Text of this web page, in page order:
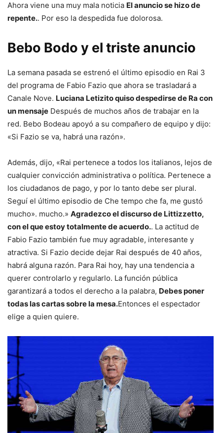
Ahora viene una muy mala noticia El anuncio se hizo de
repente.. Por eso la despedida fue dolorosa.
Bebo Bodo y el triste anuncio
La semana pasada se estrenó el último episodio en Rai 3
del programa de Fabio Fazio que ahora se trasladará a
Canale Nove. Luciana Letizito quiso despedirse de Ra con
un mensaje Después de muchos años de trabajar en la
red. Bebo Bodeau apoyó a su compañero de equipo y dijo:
«Si Fazio se va, habrá una razón».
Además, dijo, «Rai pertenece a todos los italianos, lejos de
cualquier convicción administrativa o política. Pertenece a
los ciudadanos de pago, y por lo tanto debe ser plural.
Seguí el último episodio de Che tempo che fa, me gustó
mucho». mucho.» Agradezco el discurso de Littizzetto,
con el que estoy totalmente de acuerdo.. La actitud de
Fabio Fazio también fue muy agradable, interesante y
atractiva. Si Fazio decide dejar Rai después de 40 años,
habrá alguna razón. Para Rai hoy, hay una tendencia a
querer controlarlo y regularlo. La función pública
garantizará a todos el derecho a la palabra, Debes poner
todas las cartas sobre la mesa.Entonces el espectador
elige a quien quiere.